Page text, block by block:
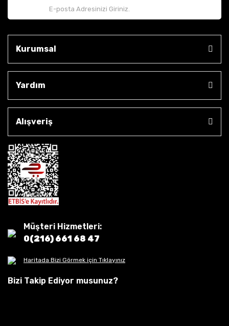
Kurumsal
Yardım
Alışveriş
Müşteri Hizmetleri:
0(216) 661 68 47
Haritada Bizi Görmek için Tıklayınız
Bizi Takip Ediyor musunuz?